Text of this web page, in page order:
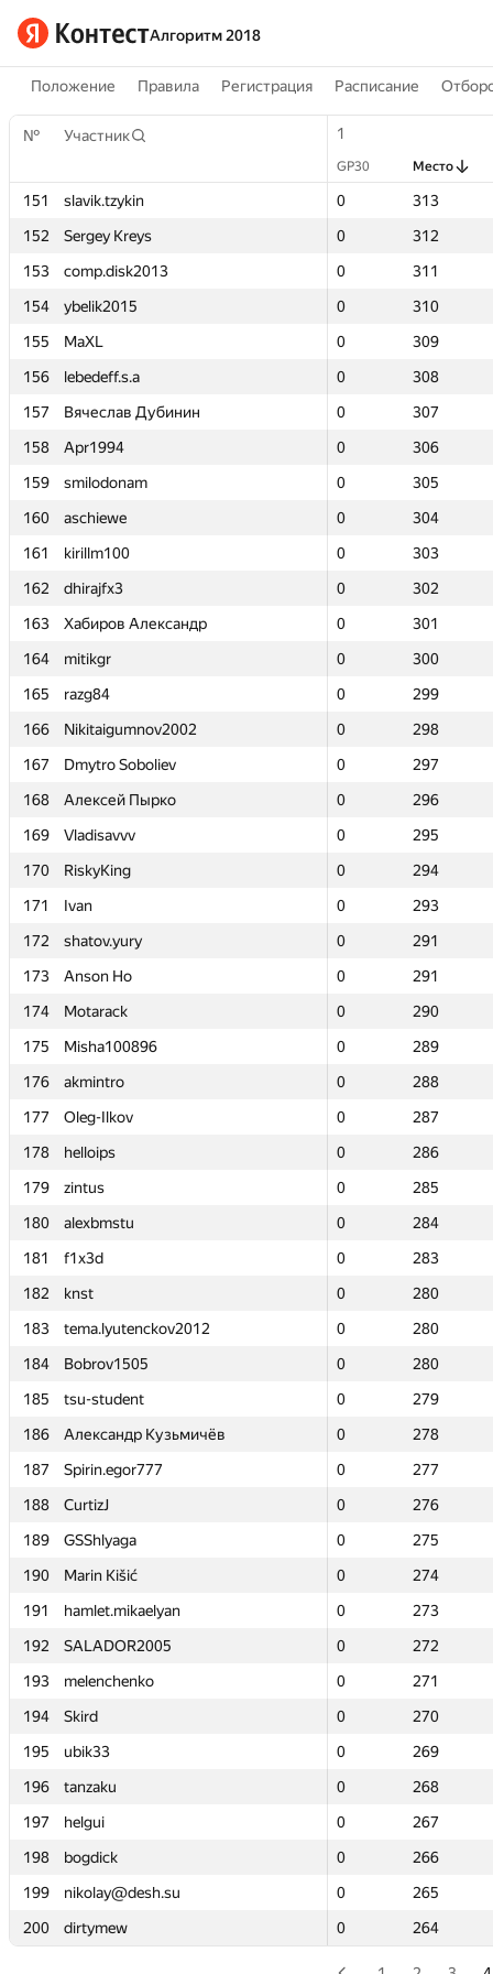
Алгоритм 2018
Положение Правила Регистрация Расписание
№ Участник 1
GP30 Место
151 slavik.tzykin 0
313
152
Sergey Kreys 0
312
153
comp.disk2013 0
311
154
ybelik2015 0
310
155
MaXL 0
309
156
lebedeff.s.a 0
308
157
Вячеслав Дубинин 0
307
158
Apr1994 0
306
159
smilodonam 0
305
160
aschiewe 0
304
161
kirillm100 0
303
162
dhirajfx3 0
302
163
Хабиров Александр 0
301
164
mitikgr 0
300
165
razg84 0
299
166
Nikitaigumnov2002 0
298
167
Dmytro Soboliev 0
297
168
Алексей Пырко 0
296
169
Vladisavvv 0
295
170
RiskyKing 0
294
171
Ivan 0
293
172
shatov.yury 0
291
173
Anson Ho 0
291
174
Motarack 0
290
175
Misha100896 0
289
176
akmintro 0
288
177
Oleg-Ilkov 0
287
178
helloips 0
286
179
zintus 0
285
180
alexbmstu 0
284
181
f1x3d 0
283
182
knst 0
280
183
tema.lyutenckov2012 0
280
184
Bobrov1505 0
280
185
tsu-student 0
279
186
Александр Кузьмичёв 0
278
187
Spirin.egor777 0
277
188
CurtizJ 0
276
189
GSShlyaga 0
275
190
Marin Kišić 0
274
191
hamlet.mikaelyan 0
273
192
SALADOR2005 0
272
193
melenchenko 0
271
194
Skird 0
270
195
ubik33 0
269
196
tanzaku 0
268
197
helgui 0
267
198
bogdick 0
266
199
nikolay@desh.su 0
265
200
dirtymew 0 264
№ Участник 1
GP30 Место
151 slavik.tzykin 0
313
152
Sergey Kreys 0
312
153
comp.disk2013 0
311
154
ybelik2015 0
310
155
MaXL 0
309
156
lebedeff.s.a 0
308
157
Вячеслав Дубинин 0
307
158
Apr1994 0
306
159
smilodonam 0
305
160
aschiewe 0
304
161
kirillm100 0
303
162
dhirajfx3 0
302
163
Хабиров Александр 0
301
164
mitikgr 0
300
165
razg84 0
299
166
Nikitaigumnov2002 0
298
167
Dmytro Soboliev 0
297
168
Алексей Пырко 0
296
169
Vladisavvv 0
295
170
RiskyKing 0
294
171
Ivan 0
293
172
shatov.yury 0
291
173
Anson Ho 0
291
174
Motarack 0
290
175
Misha100896 0
289
176
akmintro 0
288
177
Oleg-Ilkov 0
287
178
helloips 0
286
179
zintus 0
285
180
alexbmstu 0
284
181
f1x3d 0
283
182
knst 0
280
183
tema.lyutenckov2012 0
280
184
Bobrov1505 0
280
185
tsu-student 0
279
186
Александр Кузьмичёв 0
278
187
Spirin.egor777 0
277
188
CurtizJ 0
276
189
GSShlyaga 0
275
190
Marin Kišić 0
274
191
hamlet.mikaelyan 0
273
192
SALADOR2005 0
272
193
melenchenko 0
271
194
Skird 0
270
195
ubik33 0
269
196
tanzaku 0
268
197
helgui 0
267
198
bogdick 0
266
199
nikolay@desh.su 0
265
200
dirtymew 0 264